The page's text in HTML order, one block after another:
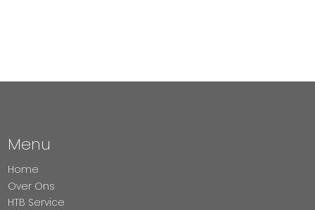
Menu
Home
Over Ons
HTB Service